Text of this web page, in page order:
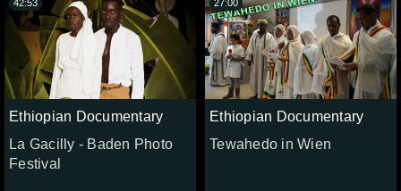
Ethiopian Documentary
La Gacilly - Baden Photo
Festival
42:53
Ethiopian Documentary
Tewahedo in Wien
27:00